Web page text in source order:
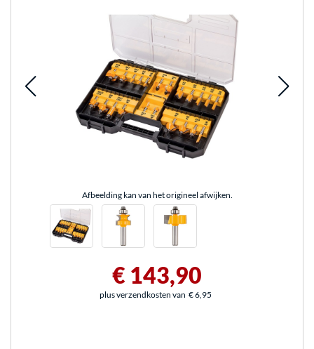
Afbeelding kan van het origineel afwijken.
€ 143,90
plus verzendkosten van € 6,95